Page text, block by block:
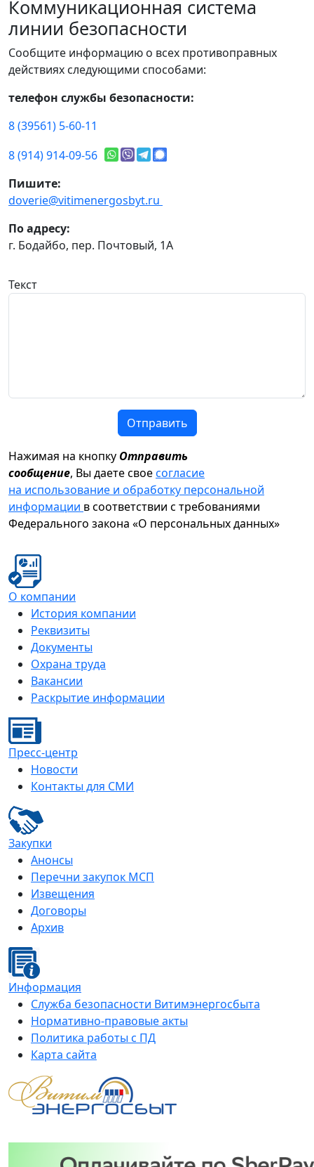
Коммуникационная система
линии безопасности
Сообщите информацию о всех противоправных
действиях следующими способами:
телефон службы безопасности:
8 (39561) 5-60-11
8 (914) 914-09-56
Пишите:
doverie@vitimenergosbyt.ru
По адресу:
г. Бодайбо, пер. Почтовый, 1А
Текст
Отправить
Нажимая на кнопку Отправить
сообщение, Вы даете своесогласие
на использование и обработку персональной
информации в соответствии с требованиями
Федерального закона «О персональных данных»
О компании
История компании
Реквизиты
Документы
Охрана труда
Вакансии
Раскрытие информации
Пресс-центр
Новости
Контакты для СМИ
Закупки
Анонсы
Перечни закупок МСП
Извещения
Договоры
Архив
Информация
Служба безопасности Витимэнергосбыта
Нормативно-правовые акты
Политика работы с ПД
Карта сайта